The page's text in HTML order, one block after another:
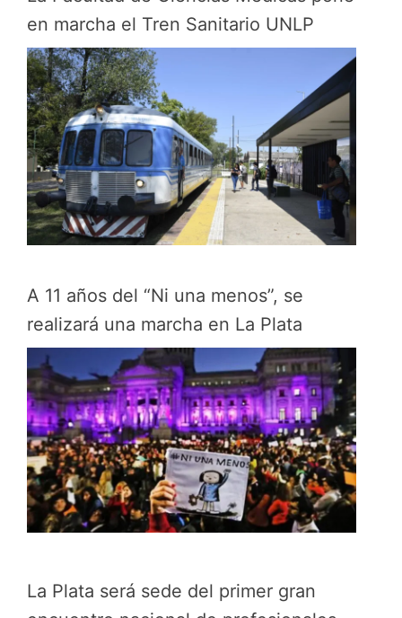
en marcha el Tren Sanitario UNLP
A 11 años del “Ni una menos”, se
realizará una marcha en La Plata
La Plata será sede del primer gran